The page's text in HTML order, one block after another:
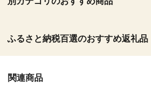
ふるさと納税百選のおすすめ返礼品
関連商品